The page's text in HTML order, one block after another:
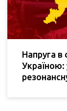
Напруга